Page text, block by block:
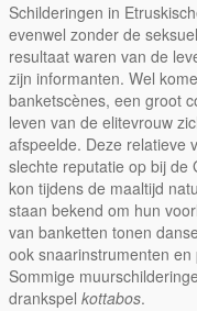
Schilderingen in
evenwel zonder de
resultaat waren van de
zijn informanten. Wel
banketscènes, een groot
leven van de elitevrouw
afspeelde. Deze relatieve
slechte reputatie op bij de
kon tijdens de maaltijd
staan bekend om hun
van banketten tonen
ook snaarinstrumenten
Sommige
drankspel kottabos.